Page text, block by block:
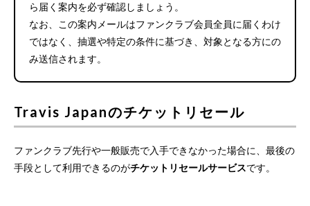
ら届く案内を必ず確認しましょう。
なお、この案内メールはファンクラブ会員全員に届くわけ
ではなく、抽選や特定の条件に基づき、対象となる方にの
み送信されます。
Travis Japanのチケットリセール
ファンクラブ先行や一般販売で入手できなかった場合に、最後の
手段として利用できるのがチケットリセールサービスです。